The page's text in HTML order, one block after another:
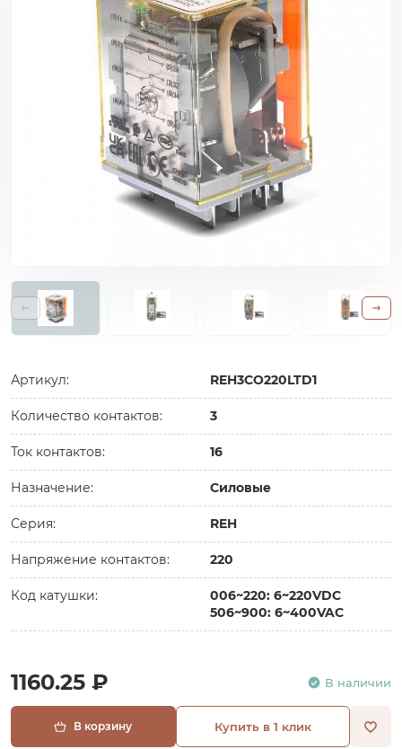
Артикул: REH3CO220LTD1
Количество контактов: 3
Ток контактов: 16
Назначение: Силовые
Серия: REH
Напряжение контактов: 220
Код катушки:
006~220: 6~220VDC
506~900: 6~400VAC
1160.25 ₽ В наличии
В корзину Купить в 1 клик